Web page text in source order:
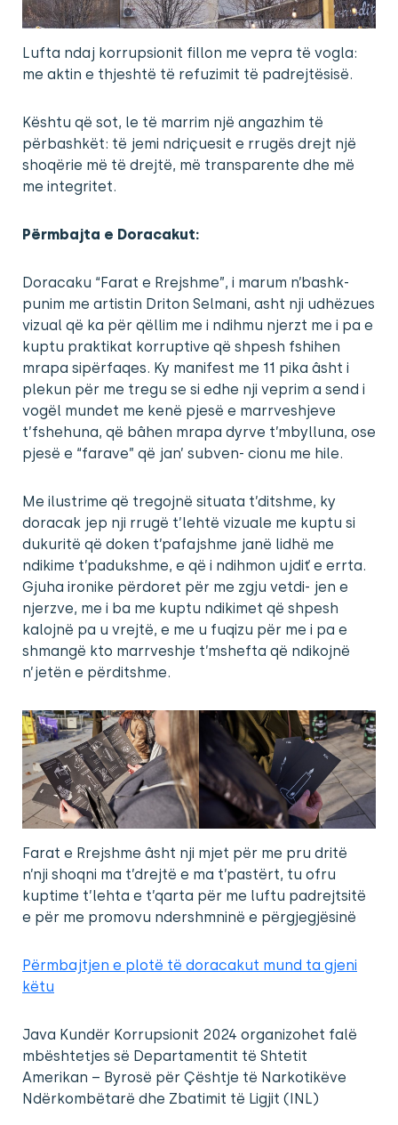
Lufta ndaj korrupsionit fillon me vepra të vogla:
me aktin e thjeshtë të refuzimit të padrejtësisë.
Kështu që sot, le të marrim një angazhim të
përbashkët: të jemi ndriçuesit e rrugës drejt një
shoqërie më të drejtë, më transparente dhe më
me integritet.
Përmbajta e Doracakut:
Doracaku “Farat e Rrejshme”, i marum n’bashk-
punim me artistin Driton Selmani, asht nji udhëzues
vizual që ka për qëllim me i ndihmu njerzt me i pa e
kuptu praktikat korruptive që shpesh fshihen
mrapa sipërfaqes. Ky manifest me 11 pika âsht i
plekun për me tregu se si edhe nji veprim a send i
vogël mundet me kenë pjesë e marrveshjeve
t’fshehuna, që bâhen mrapa dyrve t’mbylluna, ose
pjesë e “farave” që jan’ subven- cionu me hile.
Me ilustrime që tregojnë situata t’ditshme, ky
doracak jep nji rrugë t’lehtë vizuale me kuptu si
dukuritë që doken t’pafajshme janë lidhë me
ndikime t’padukshme, e që i ndihmon ujdiť e errta.
Gjuha ironike përdoret për me zgju vetdi- jen e
njerzve, me i ba me kuptu ndikimet që shpesh
kalojnë pa u vrejtë, e me u fuqizu për me i pa e
shmangë kto marrveshje t’mshefta që ndikojnë
n’jetën e përditshme.
Farat e Rrejshme âsht nji mjet për me pru dritë
n’nji shoqni ma t’drejtë e ma t’pastërt, tu ofru
kuptime t’lehta e t’qarta për me luftu padrejtsitë
e për me promovu ndershmninë e përgjegjësinë
Përmbajtjen e plotë të doracakut mund ta gjeni
këtu
Java Kundër Korrupsionit 2024 organizohet falë
mbështetjes së Departamentit të Shtetit
Amerikan – Byrosë për Çështje të Narkotikëve
Ndërkombëtarë dhe Zbatimit të Ligjit (INL)